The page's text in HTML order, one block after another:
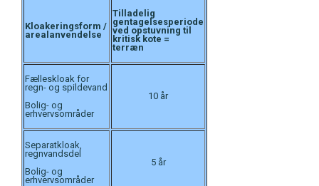
Kloakeringsform /
arealanvendelse
Tilladelig
gentagelsesperiode
ved opstuvning til
kritisk kote =
terræn
Fælleskloak for
regn- og spildevand
Bolig- og
erhvervsområder
10 år
Separatkloak,
regnvandsdel
Bolig- og
erhvervsområder
5 år